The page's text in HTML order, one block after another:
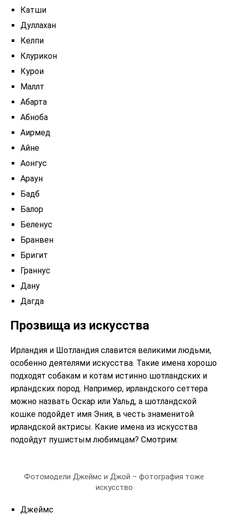
Катши
Дуллахан
Келпи
Клурикон
Курои
Маллт
Абарта
Абноба
Аирмед
Айне
Аонгус
Араун
Бадб
Балор
Беленус
Бранвен
Бригит
Граннус
Дану
Дагда
Прозвища из искусства
Ирландия и Шотландия славится великими людьми,
особенно деятелями искусства. Такие имена хорошо
подходят собакам и котам истинно шотландских и
ирландских пород. Например, ирландского сеттера
можно назвать Оскар или Уальд, а шотландской
кошке подойдет имя Эния, в честь знаменитой
ирландской актрисы. Какие имена из искусства
подойдут пушистым любимцам? Смотрим:
Фотомодели Джеймс и Джой – фотография тоже
искусство
Джеймс